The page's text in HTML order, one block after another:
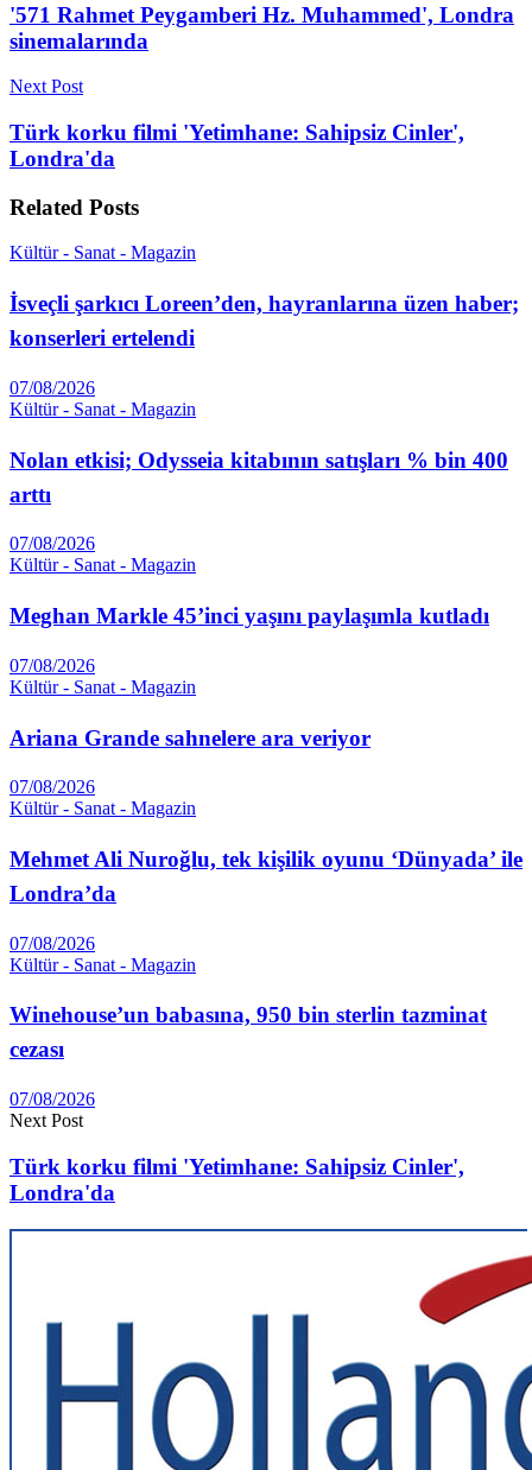
'571 Rahmet Peygamberi Hz. Muhammed', Londra
sinemalarında
Next Post
Türk korku filmi 'Yetimhane: Sahipsiz Cinler',
Londra'da
Related Posts
Kültür - Sanat - Magazin
İsveçli şarkıcı Loreen’den, hayranlarına üzen haber;
konserleri ertelendi
07/08/2026
Kültür - Sanat - Magazin
Nolan etkisi; Odysseia kitabının satışları % bin 400
arttı
07/08/2026
Kültür - Sanat - Magazin
Meghan Markle 45’inci yaşını paylaşımla kutladı
07/08/2026
Kültür - Sanat - Magazin
Ariana Grande sahnelere ara veriyor
07/08/2026
Kültür - Sanat - Magazin
Mehmet Ali Nuroğlu, tek kişilik oyunu ‘Dünyada’ ile
Londra’da
07/08/2026
Kültür - Sanat - Magazin
Winehouse’un babasına, 950 bin sterlin tazminat
cezası
07/08/2026
Next Post
Türk korku filmi 'Yetimhane: Sahipsiz Cinler',
Londra'da